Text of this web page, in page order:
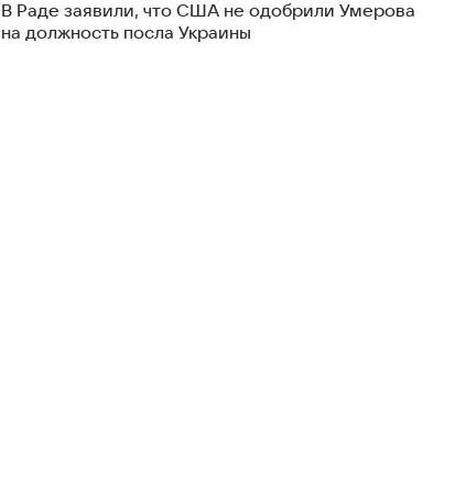
В Раде заявили, что США не одобрили Умерова
на должность посла Украины